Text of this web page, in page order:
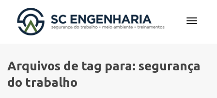
Arquivos de tag para: segurança
do trabalho